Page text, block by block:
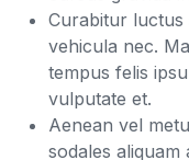
Curabitur luctus
vehicula nec.
tempus felis
vulputate et.
Aenean vel
sodales aliquam